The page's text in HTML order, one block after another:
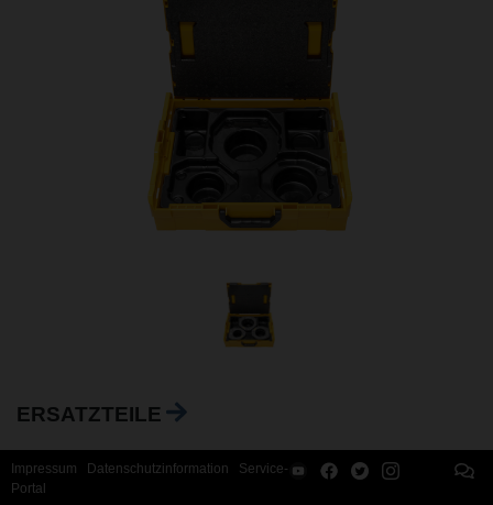
ERSATZTEILE
Impressum Datenschutzinformation
Service-
Portal